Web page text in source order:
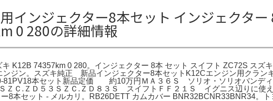
ンジェクター8本セット インジェクター
0 280の詳細情報
K12B 74357km 0 280。インジェクター 8本 セット スイフト ZC72S スズ
ジン。スズキ純正 新品インジェクター8本セットK12Cエンジン用クラン
81PV18本セット新品定価 約10万円ＭＡ３６Ｓ ソリオ・ソリオバンデ
ＺＣ.ＺＤ５３ＳＺＣ.ＺＤ８３Ｓ スイフトＦＦ２１Ｓ イグニス辺りに使
8本セット - メルカリ。RB26DETT カムカバー BNR32BCNR33BNR34。